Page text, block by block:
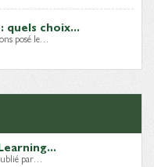
quels choix...
posé le…
par…